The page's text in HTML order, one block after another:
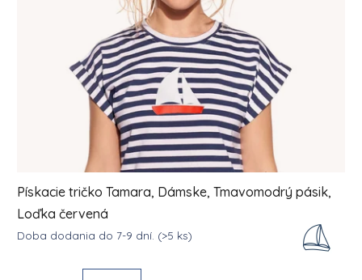
Pískacie tričko Tamara, Dámske, Tmavomodrý pásik,
Loďka červená
Doba dodania do 7-9 dní. (>5 ks)